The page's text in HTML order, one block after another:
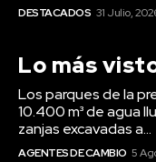
DESTACADOS 31 Julio,
Lo más
Los parques de la
10.400 m³ de agua
zanjas excavadas a...
AGENTES DE CAMBIO 5